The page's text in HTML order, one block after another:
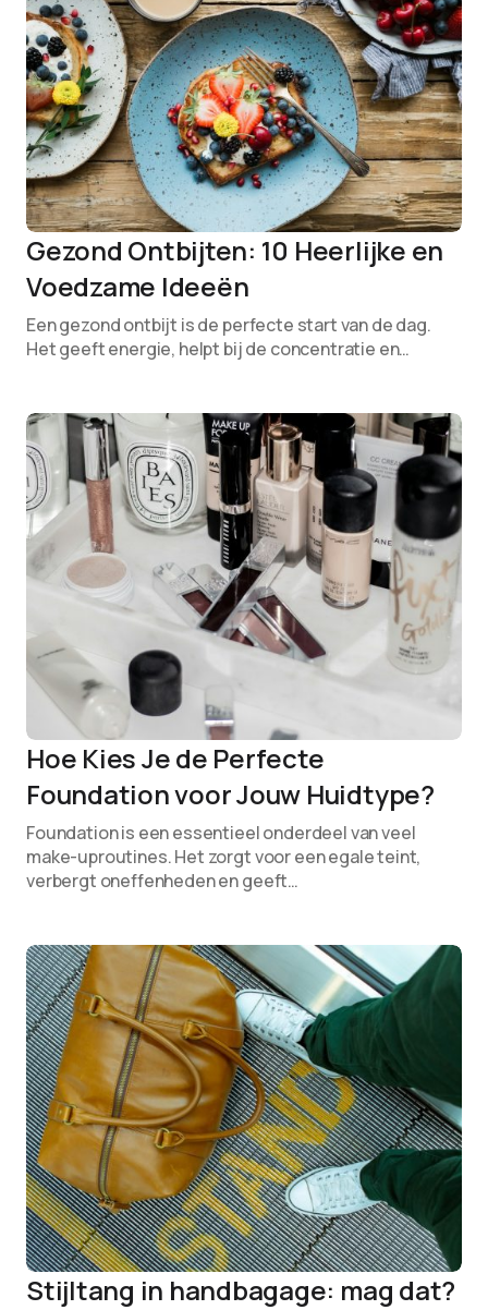
Gezond Ontbijten: 10 Heerlijke en
Voedzame Ideeën
Een gezond ontbijt is de perfecte start van de dag.
Het geeft energie, helpt bij de concentratie en…
Hoe Kies Je de Perfecte
Foundation voor Jouw Huidtype?
Foundation is een essentieel onderdeel van veel
make-uproutines. Het zorgt voor een egale teint,
verbergt oneffenheden en geeft…
Stijltang in handbagage: mag dat?